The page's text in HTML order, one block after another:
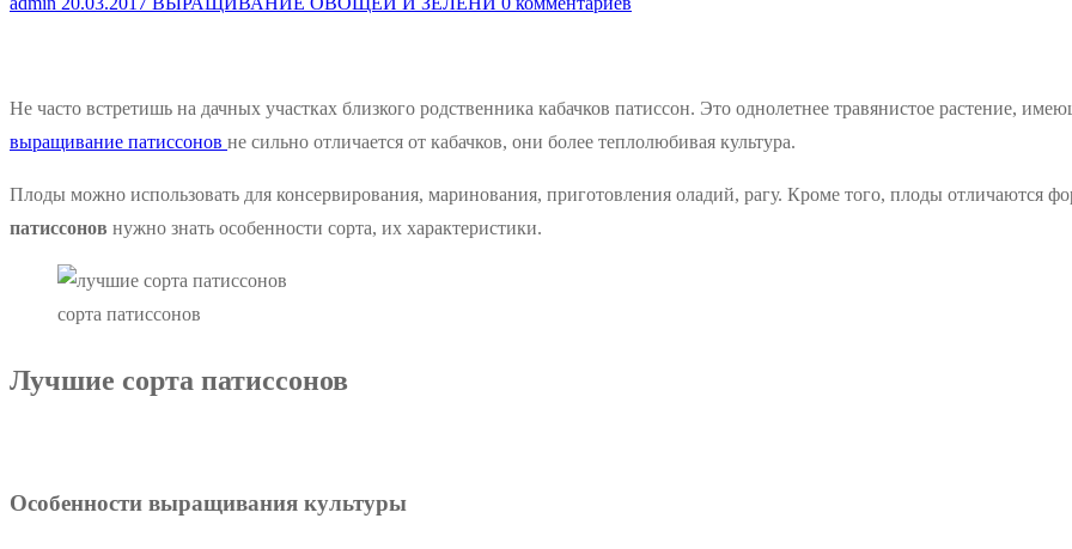
Не часто встретишь на дачных участках близкого родственника кабачков патиссон. Это однолетнее травянистое растение,
выращивание патиссонов не сильно отличается от кабачков, они более теплолюбивая культура.
Плоды можно использовать для консервирования, маринования, приготовления оладий, рагу. Кроме того, плоды отличаются
патиссонов нужно знать особенности сорта, их характеристики.
сорта патиссонов
Лучшие сорта патиссонов
Особенности выращивания культуры